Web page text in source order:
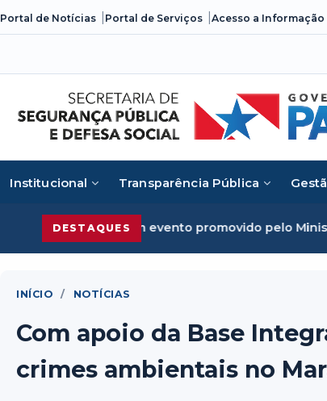
Portal de Notícias Portal de Serviços Acesso a Informação
Institucional Transparência Pública
DESTAQUES
evento promovido pelo Ministério da Justiça
INÍCIO / NOTÍCIAS
Com apoio da Base
crimes ambientais no